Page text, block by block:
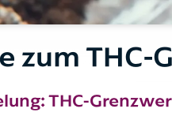
zum THC-
THC-